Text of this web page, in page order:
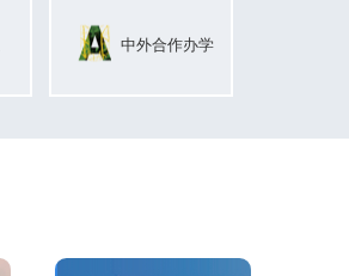
中外合作办学